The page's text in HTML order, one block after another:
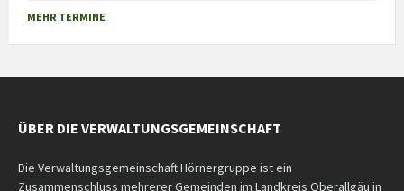
to
calendar
MEHR TERMINE
ÜBER DIE VERWALTUNGSGEMEINSCHAFT
Die Verwaltungsgemeinschaft Hörnergruppe ist ein
Zusammenschluss mehrerer Gemeinden im Landkreis Oberallgäu in